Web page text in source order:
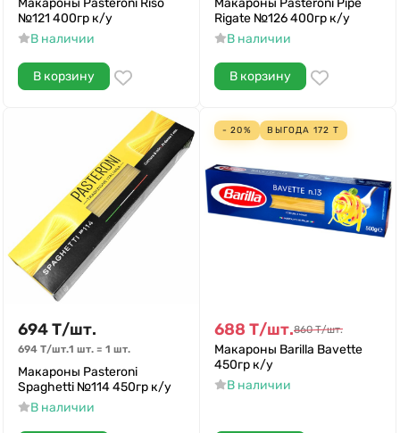
Макароны Pasteroni Riso
№121 400гр к/у
В наличии
В корзину
Макароны Pasteroni Pipe
Rigate №126 400гр к/у
В наличии
В корзину
694Т/шт.
694 Т/шт.1 шт. = 1 шт.
Макароны Pasteroni
Spaghetti №114 450гр к/у
В наличии
- 20% ВЫГОДА 172 Т
688 Т/шт.860 Т/шт.
Макароны Barilla Bavette
450гр к/у
В наличии